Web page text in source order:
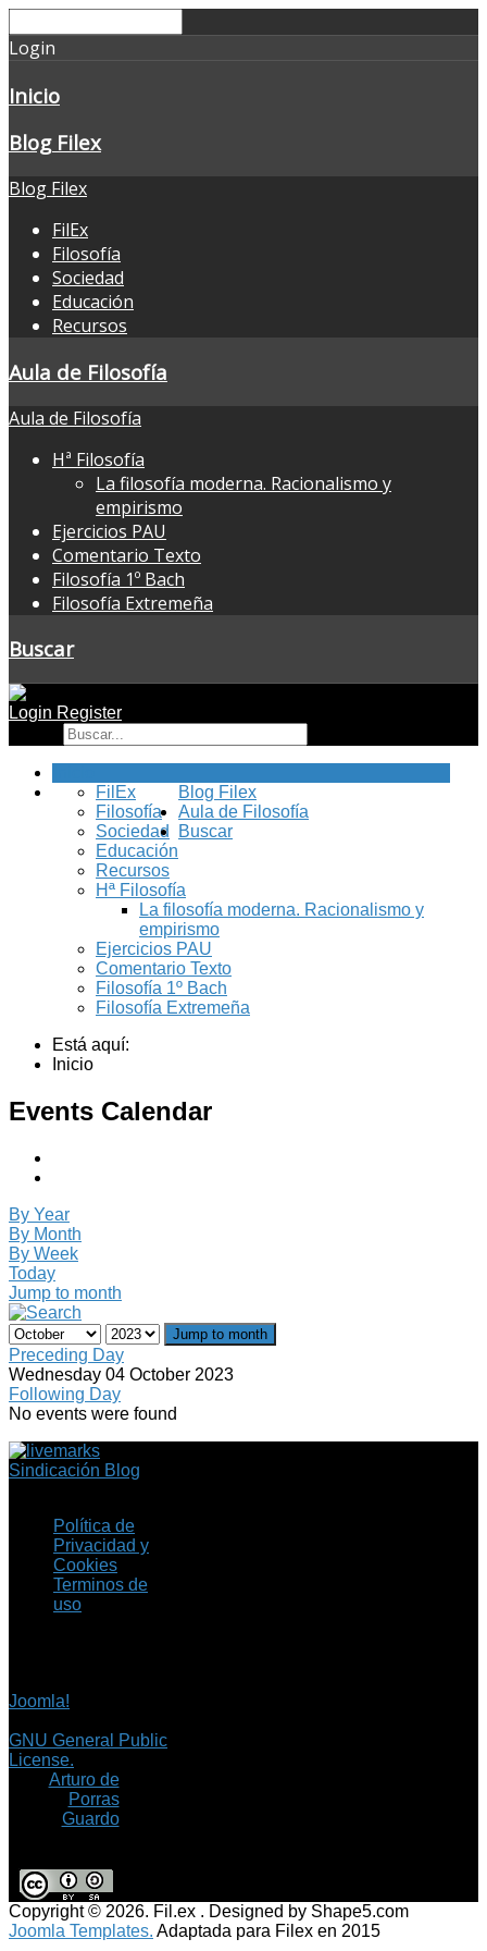
Login
Inicio
Blog Filex
Blog Filex
FilEx
Filosofía
Sociedad
Educación
Recursos
Aula de Filosofía
Aula de Filosofía
Hª Filosofía
La filosofía moderna. Racionalismo y
empirismo
Ejercicios PAU
Comentario Texto
Filosofía 1º Bach
Filosofía Extremeña
Buscar
Login Register
Blog Filex
FilEx
Filosofía
Sociedad
Educación
Recursos
Aula de Filosofía
Hª Filosofía
La filosofía moderna. Racionalismo y
empirismo
Ejercicios PAU
Comentario Texto
Filosofía 1º Bach
Filosofía Extremeña
Buscar
Está aquí:
Inicio
Events Calendar
By Year
By Month
By Week
Today
Jump to month
Jump to month
Preceding Day
Wednesday 04 October 2023
Following Day
No events were found
Sindicación Blog
Política de
Privacidad y
Cookies
Terminos de
uso
Joomla!
GNU General Public
License.
Arturo de
Porras
Guardo
Copyright © 2026. Fil.ex . Designed by Shape5.com
Joomla Templates. Adaptada para Filex en 2015